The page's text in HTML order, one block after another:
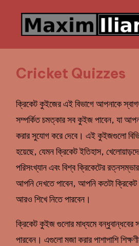
Cricket Quizzes
ক্রিকেট কুইজের এই বিভাগে আপনাকে
সম্পর্কিত চমত্কার সব কুইজ পাবেন, যা
করার সুযোগ করে দেবে। এই কুইজগুলো
হয়েছে, যেমন ক্রিকেট ইতিহাস,
পরিসংখ্যান এবং বিশ্ব ক্রিকেটের
আপনি দেখতে পাবেন, আপনি কতটা
আরও শিখে নিতে পারবেন।
ক্রিকেট কুইজ গুলোর মাধ্যমে বন্ধুবান্ধবের
পারবেন। এগুলো মজা করার পাশাপাশি